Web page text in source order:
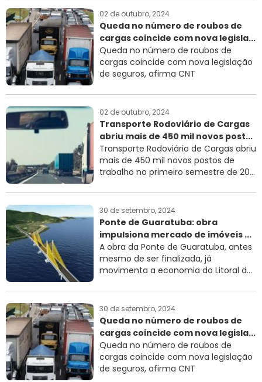
02 de outubro, 2024
Queda no número de roubos de
cargas coincide com nova legisla...
Queda no número de roubos de
cargas coincide com nova legislação
de seguros, afirma CNT
02 de outubro, 2024
Transporte Rodoviário de Cargas
abriu mais de 450 mil novos post...
Transporte Rodoviário de Cargas abriu
mais de 450 mil novos postos de
trabalho no primeiro semestre de 20...
30 de setembro, 2024
Ponte de Guaratuba: obra
impulsiona mercado de imóveis ...
A obra da Ponte de Guaratuba, antes
mesmo de ser finalizada, já
movimenta a economia do Litoral d...
30 de setembro, 2024
Queda no número de roubos de
cargas coincide com nova legisla...
Queda no número de roubos de
cargas coincide com nova legislação
de seguros, afirma CNT